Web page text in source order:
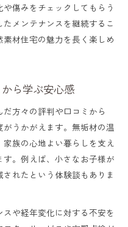
傷みをチェックしてもらう
メンテナンスを継続するこ
材住宅の魅力を長く楽しめ
ら学ぶ安心感
方々の評判や口コミから
うかがえます。無垢材の温
族の心地よい暮らしを支え
。例えば、小さなお子様が
れたという体験談もありま
や経年変化に対する不安を